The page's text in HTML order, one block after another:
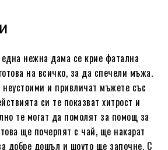
нежна дама се крие фатална
на всичко, за да спечели мъжа.
и привличат мъжете със
си те показват хитрост и
те могат да помолят за помощ за
ще почерпят с чай, ще накарат
добре дошъл и шоуто ще започне. С